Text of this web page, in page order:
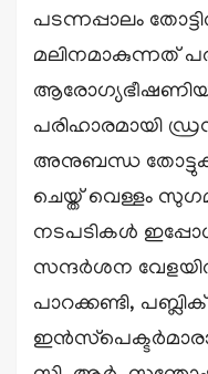
പടന്നപ്പാലം
മലിനമാകുന്നത്
പരിഹാരമായി
അനുബന്ധ
ചെയ്ത് വെള്ളം
നടപടികൾ
സന്ദർശന
പാറക്കണ്ടി,